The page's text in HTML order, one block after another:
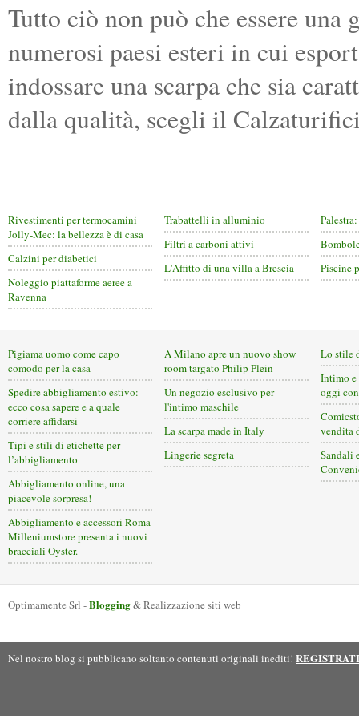
Tutto ciò non può che essere
numerosi paesi esteri in cui
indossare una scarpa che sia
dalla qualità, scegli il
Rivestimenti per termocamini
Jolly-Mec: la bellezza è di casa
Calzini per diabetici
Noleggio piattaforme aeree a
Ravenna
Trabattelli in alluminio
Filtri a carboni attivi
L'Affitto di una villa a Brescia
Piscine
Pigiama uomo come capo
comodo per la casa
Spedire abbigliamento estivo:
ecco cosa sapere e a quale
corriere affidarsi
Tipi e stili di etichette per
l’abbigliamento
Abbigliamento online, una
piacevole sorpresa!
Abbigliamento e accessori Roma
Milleniumstore presenta i nuovi
bracciali Oyster.
A Milano apre un nuovo show
room targato Philip Plein
Un negozio esclusivo per
l'intimo maschile
La scarpa made in Italy
Lingerie segreta
Lo stile
Intimo e
oggi
vendita
Sandali
Optimamente Srl -Blogging& Realizzazione siti web
Nel nostro blog si pubblicano soltanto contenuti originali inediti!